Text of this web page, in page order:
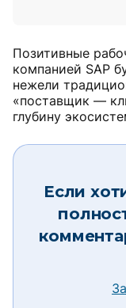
Позитивные
компанией SAP
нежели
«поставщик —
глубину
Если